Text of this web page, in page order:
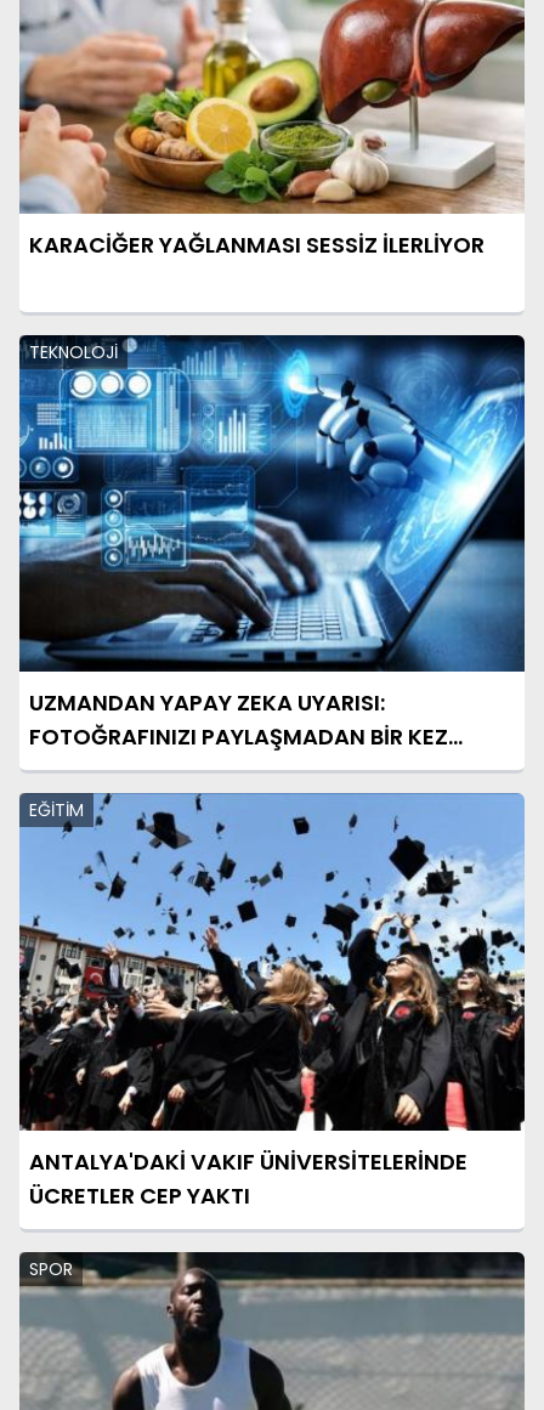
KARACİĞER YAĞLANMASI SESSİZ İLERLİYOR
TEKNOLOJİ
UZMANDAN YAPAY ZEKA UYARISI:
FOTOĞRAFINIZI PAYLAŞMADAN BİR KEZ
DAHA DÜŞÜNÜN
EĞİTİM
ANTALYA'DAKİ VAKIF ÜNİVERSİTELERİNDE
ÜCRETLER CEP YAKTI
SPOR